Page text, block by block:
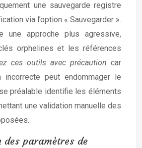
une sauvegarde registre
via l’option « Sauvegarder ».
une approche plus agressive,
orphelines et les références
ces outils avec précaution car
incorrecte peut endommager le
préalable identifie les éléments
une validation manuelle des
paramètres de